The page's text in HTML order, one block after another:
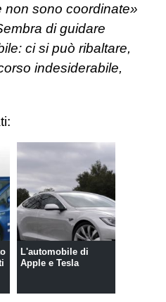
non sono coordinate»
di guidare
ci si può ribaltare,
indesiderabile,
L'automobile di
Apple e Tesla